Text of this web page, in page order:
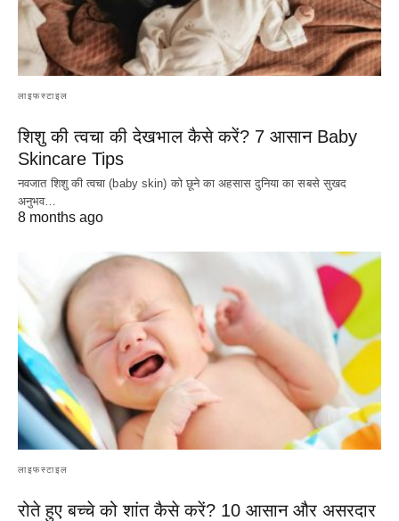
लाइफस्टाइल
शिशु की त्वचा की देखभाल कैसे करें? 7 आसान Baby
Skincare Tips
नवजात शिशु की त्वचा (baby skin) को छूने का अहसास दुनिया का सबसे सुखद
अनुभव…
8 months ago
लाइफस्टाइल
रोते हुए बच्चे को शांत कैसे करें? 10 आसान और असरदार